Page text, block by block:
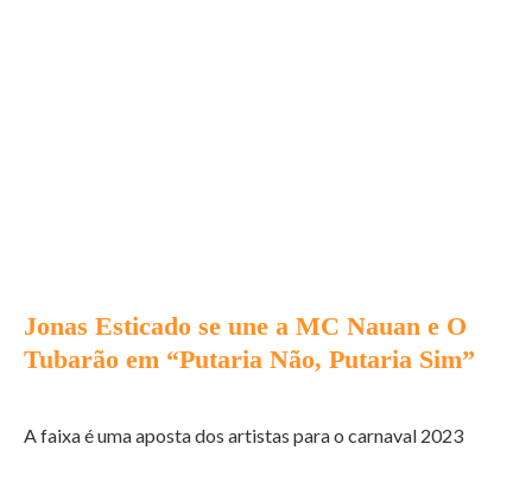
Jonas Esticado se une a MC Nauan e O
Tubarão em “Putaria Não, Putaria Sim”
A faixa é uma aposta dos artistas para o carnaval 2023